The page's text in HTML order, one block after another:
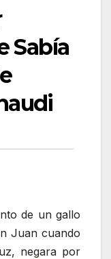
Sabía
de un gallo
Juan cuando
negara por